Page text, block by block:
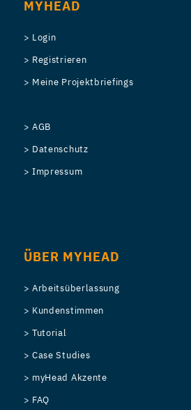
MYHEAD
> Login
> Registrieren
> Meine Projektbriefings
> AGB
> Datenschutz
> Impressum
ÜBER MYHEAD
> Arbeitsüberlassung
> Kundenstimmen
> Tutorial
> Case Studies
> myHead Akzente
> FAQ